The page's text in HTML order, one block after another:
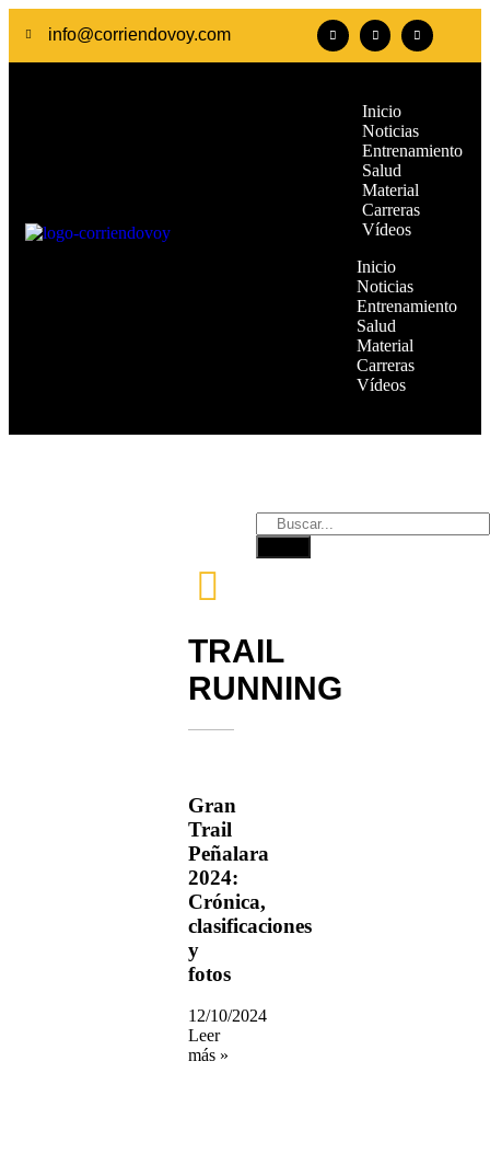
info@corriendovoy.com
Inicio
Noticias
Entrenamiento
Salud
Material
Carreras
Vídeos
Inicio
Noticias
Entrenamiento
Salud
Material
Carreras
Vídeos
TRAIL
RUNNING
Gran
Trail
Peñalara
2024:
Crónica,
clasificaciones
y
fotos
12/10/2024
Leer
más »